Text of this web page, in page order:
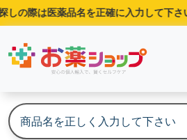
際は医薬品名を正確に入力して下さい。